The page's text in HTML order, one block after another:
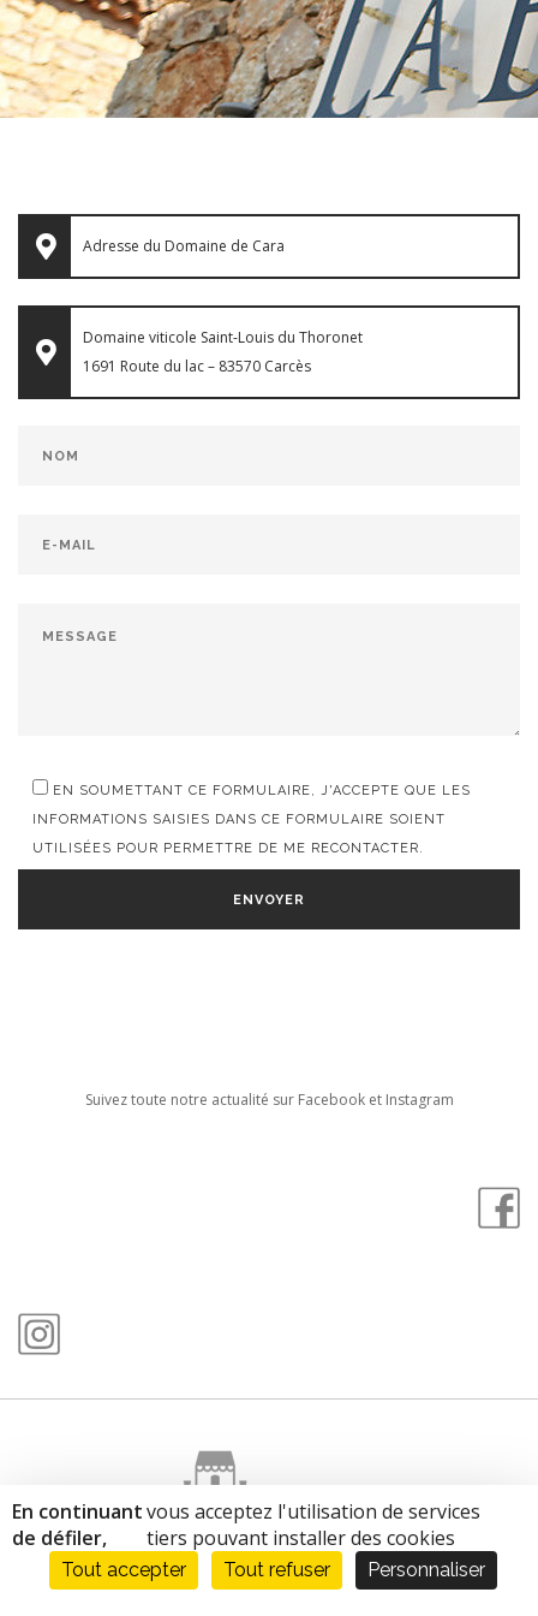
Adresse du Domaine de Cara
Domaine viticole Saint-Louis du Thoronet
1691 Route du lac – 83570 Carcès
EN SOUMETTANT CE FORMULAIRE, J'ACCEPTE QUE LES
INFORMATIONS SAISIES DANS CE FORMULAIRE SOIENT
UTILISÉES POUR PERMETTRE DE ME RECONTACTER.
Suivez toute notre actualité sur Facebook et Instagram
Copyright © 2019Cap Cross&Spinat
Gestion des cookies
En continuant
de défiler,
vous acceptez l'utilisation de services
tiers pouvant installer des cookies
Tout accepter Tout refuser Personnaliser